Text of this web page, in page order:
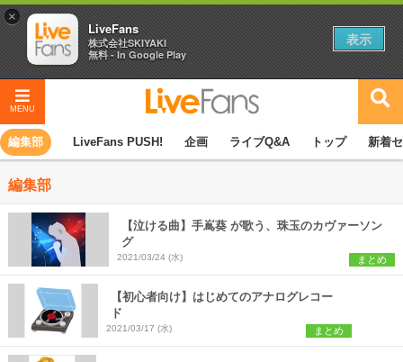
MENU
編集部 LiveFans PUSH! 企画 ライブQ&A トップ 新着
編集部
【泣ける曲】手嶌葵 が歌う、珠玉のカヴァーソン
グ
2021/03/24 (水) まとめ
【初心者向け】はじめてのアナログレコー
ド
2021/03/17 (水) まとめ
×
LiveFans
株式会社SKIYAKI
無料 - In Google Play
表示